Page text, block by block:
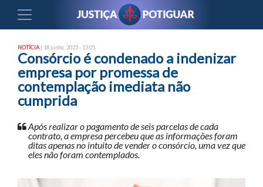
NOTÍCIA | 18 junho, 2025 - 13:05
Consórcio é condenado a indenizar
empresa por promessa de
contemplação imediata não
cumprida
Após realizar o pagamento de seis parcelas de cada
contrato, a empresa percebeu que as informações foram
ditas apenas no intuito de vender o consórcio, uma vez que
eles não foram contemplados.